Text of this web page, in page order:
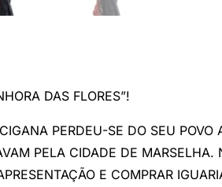
DAS FLORES”!
PERDEU-SE DO SEU
PELA CIDADE DE MARSELHA.
E COMPRAR